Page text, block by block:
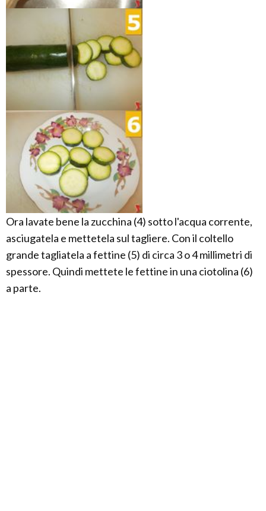
Ora lavate bene la zucchina (4) sotto l'acqua corrente,
asciugatela e mettetela sul tagliere. Con il coltello
grande tagliatela a fettine (5) di circa 3 o 4 millimetri di
spessore. Quindi mettete le fettine in una ciotolina (6)
a parte.